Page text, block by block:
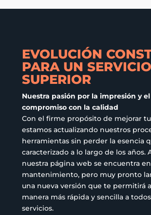
EVOLUCIÓN
PARA UN SERVICIO
SUPERIOR
Nuestra pasión por la impresión y el
compromiso con la calidad
Con el firme propósito de mejorar
estamos actualizando nuestros
herramientas sin perder la esencia
caracterizado a lo largo de los años.
nuestra página web se encuentra en
mantenimiento, pero muy pronto
una nueva versión que te permitirá
manera más rápida y sencilla a
servicios.